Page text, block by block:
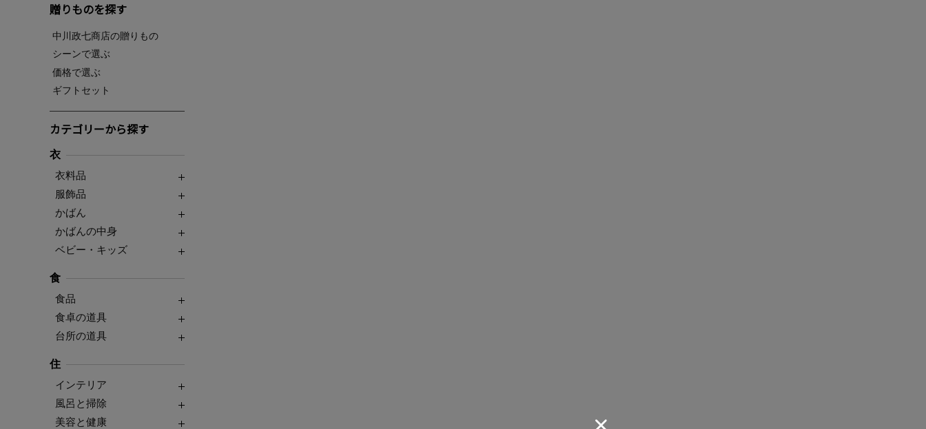
贈りものを探す
中川政七商店の贈りもの
シーンで選ぶ
価格で選ぶ
ギフトセット
カテゴリーから探す
衣
衣料品
服飾品
かばん
かばんの中身
ベビー・キッズ
食
食品
食卓の道具
台所の道具
住
インテリア
風呂と掃除
美容と健康